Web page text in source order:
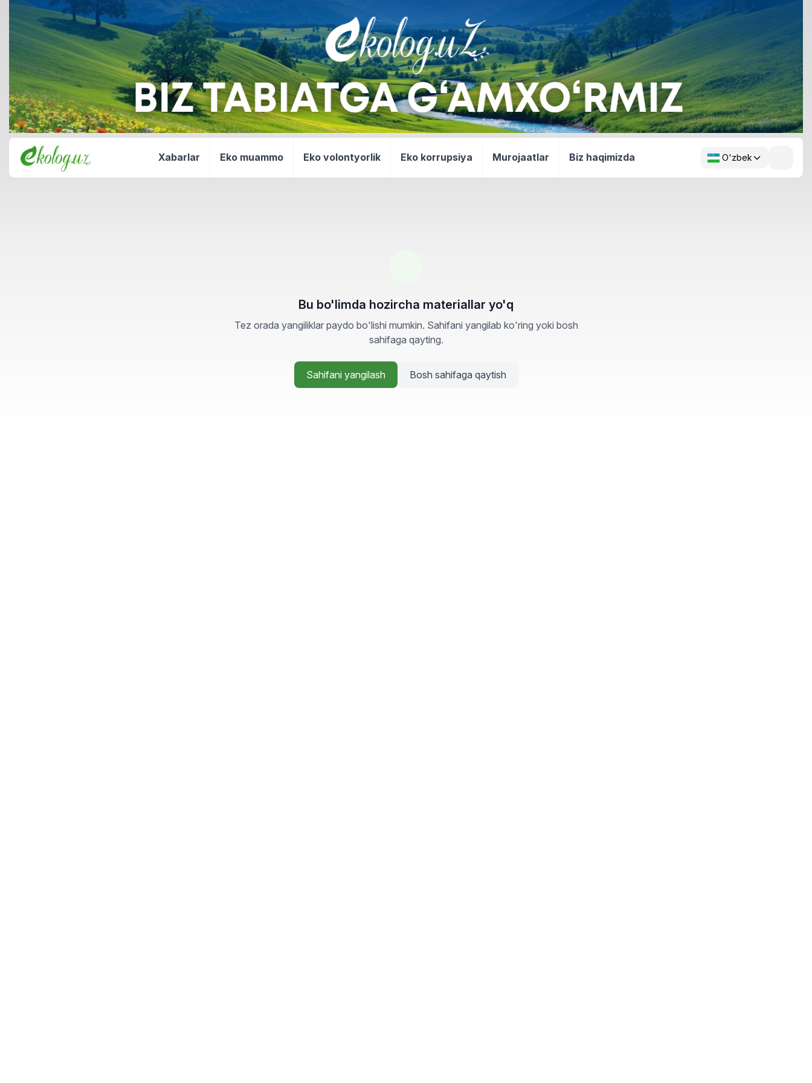
Xabarlar Eko muammo Eko volontyorlik Eko korrupsiya Murojaatlar Biz haqimizda O'zbek
Bu bo'limda hozircha materiallar yo'q
Tez orada yangiliklar paydo bo'lishi mumkin. Sahifani yangilab ko'ring yoki bosh
sahifaga qayting.
Sahifani yangilash Bosh sahifaga qaytish